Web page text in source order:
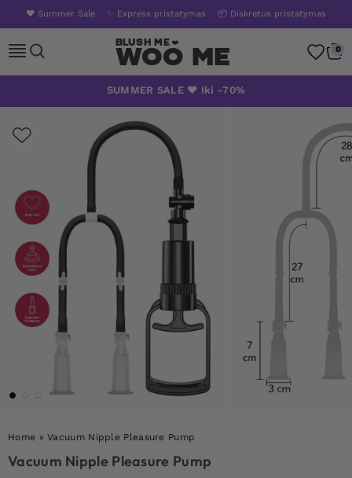
❤️ Summer Sale ✨ Express pristatymas 📦 Diskretus pristatymas
Woo Me 0
SUMMER SALE ❤️ Iki -70%
Home »Vacuum Nipple Pleasure Pump
Vacuum Nipple Pleasure Pump